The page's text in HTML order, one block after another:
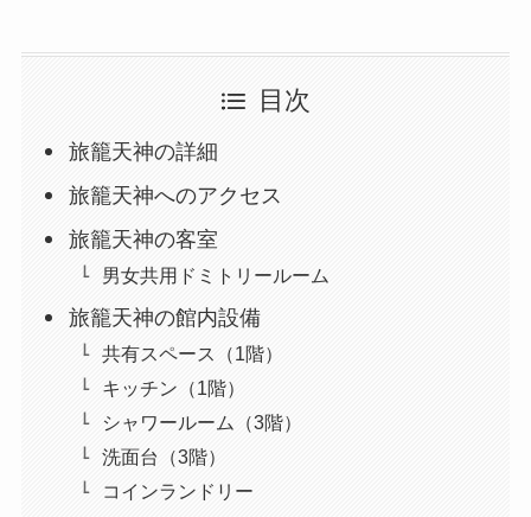
目次
旅籠天神の詳細
旅籠天神へのアクセス
旅籠天神の客室
男女共用ドミトリールーム
旅籠天神の館内設備
共有スペース（1階）
キッチン（1階）
シャワールーム（3階）
洗面台（3階）
コインランドリー